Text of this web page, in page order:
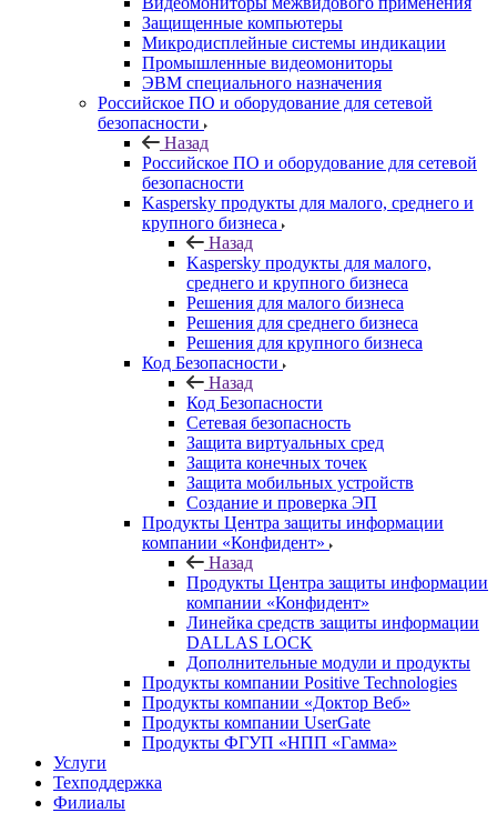
Защищенные компьютеры
Микродисплейные системы индикации
Промышленные видеомониторы
ЭВМ специального назначения
Российское ПО и оборудование для сетевой
безопасности
Назад
Российское ПО и оборудование для сетевой
безопасности
Kaspersky продукты для малого, среднего и
крупного бизнеса
Назад
Kaspersky продукты для малого,
среднего и крупного бизнеса
Решения для малого бизнеса
Решения для среднего бизнеса
Решения для крупного бизнеса
Код Безопасности
Назад
Код Безопасности
Сетевая безопасность
Защита виртуальных сред
Защита конечных точек
Защита мобильных устройств
Создание и проверка ЭП
Продукты Центра защиты информации
компании «Конфидент»
Назад
Продукты Центра защиты информации
компании «Конфидент»
Линейка средств защиты информации
DALLAS LOCK
Дополнительные модули и продукты
Продукты компании Positive Technologies
Продукты компании «Доктор Веб»
Продукты компании UserGate
Продукты ФГУП «НПП «Гамма»
Услуги
Техподдержка
Филиалы